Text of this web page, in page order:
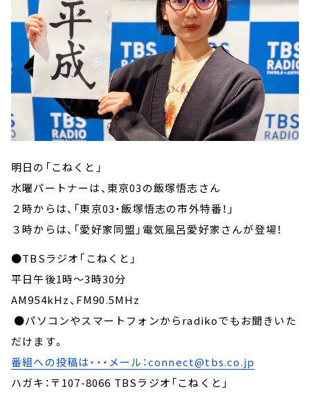
明日の「こねくと」
水曜パートナーは、東京03の飯塚悟志さん
２時からは、「東京03・飯塚悟志の市外特番！」
３時からは、「愛好家同盟」電気風呂愛好家さんが登場！
●TBSラジオ「こねくと」
平日午後1時～3時30分
AM954kHz、FM90.5MHz
●パソコンやスマートフォンからradikoでもお聞きいた
だけます。
番組への投稿は・・・メール：connect@tbs.co.jp
ハガキ：〒107-8066 TBSラジオ「こねくと」